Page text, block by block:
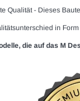
Qualität - Dieses
in
die auf das M